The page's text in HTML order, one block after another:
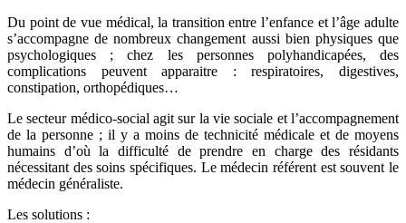
Du point de vue médical, la transition entre l’enfance et l’âge adulte
s’accompagne de nombreux changement aussi bien physiques que
psychologiques ; chez les personnes polyhandicapées, des
complications peuvent apparaitre : respiratoires, digestives,
constipation, orthopédiques…
Le secteur médico-social agit sur la vie sociale et l’accompagnement
de la personne ; il y a moins de technicité médicale et de moyens
humains d’où la difficulté de prendre en charge des résidants
nécessitant des soins spécifiques. Le médecin référent est souvent le
médecin généraliste.
Les solutions :